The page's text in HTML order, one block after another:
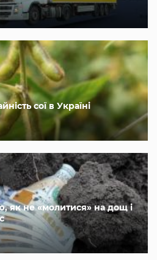
сої в Україні
як не «молитися» на дощ і